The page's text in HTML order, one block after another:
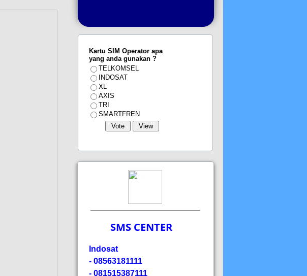
Indosat
- 08563181111
- 081515387111
Kartu SIM Operator apa
yang anda gunakan ?
TELKOMSEL
INDOSAT
XL
AXIS
TRI
SMARTFREN
SMS CENTER